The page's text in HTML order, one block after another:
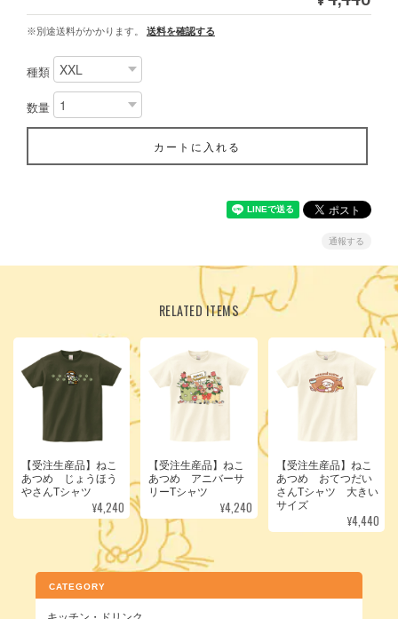
※別途送料がかかります。 送料を確認する
種類
数量
カートに入れる
通報する
RELATED ITEMS
【受注生産品】ねこ
あつめ じょうほう
やさんTシャツ
¥4,240
【受注生産品】ねこ
あつめ アニバーサ
リーTシャツ
¥4,240
【受注生産品】ねこ
あつめ おてつだい
さんTシャツ 大きい
サイズ
¥4,440
CATEGORY
キッチン・ドリンク